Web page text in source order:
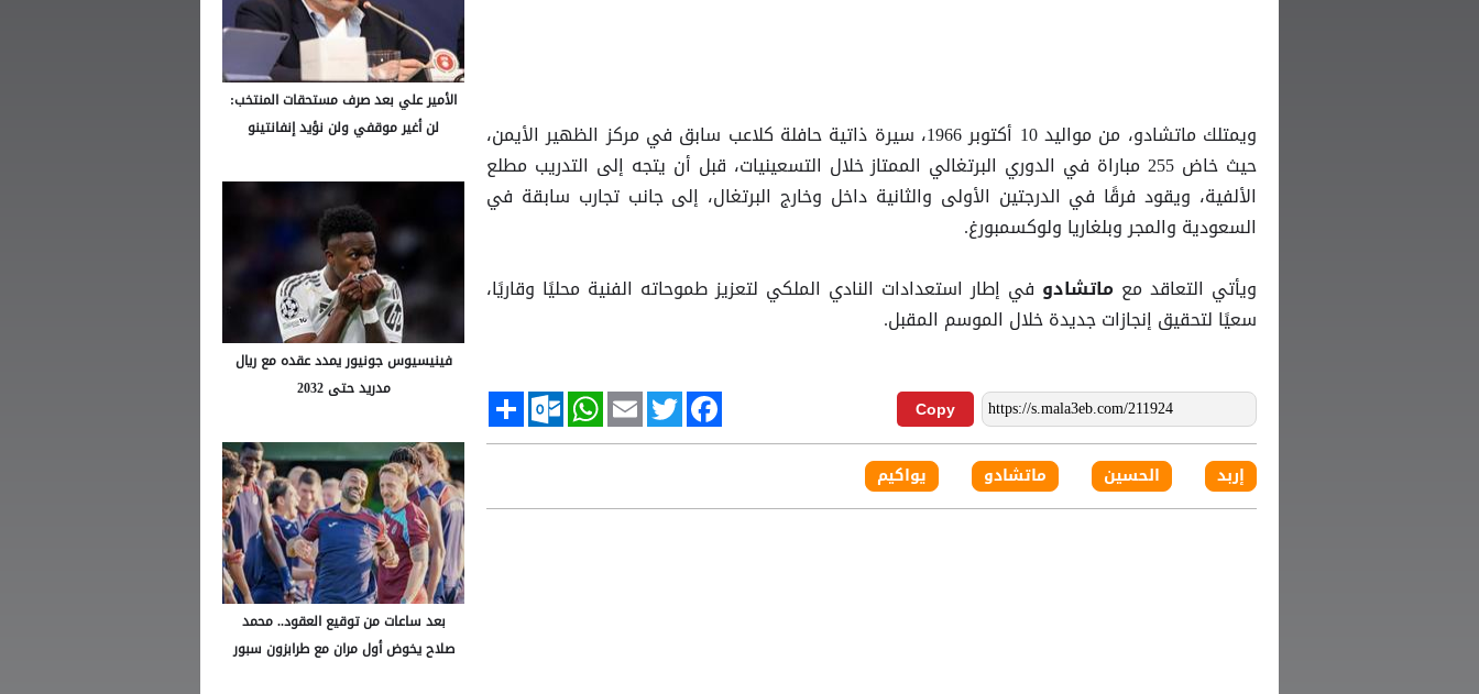
ويمتلك ماتشادو، من مواليد 10 أكتوبر 1966، سيرة ذاتية حافلة كلاعب سابق في مركز الظهير الأيمن،
حيث خاض 255 مباراة في الدوري البرتغالي الممتاز خلال التسعينيات، قبل أن يتجه إلى التدريب مطلع
الألفية، ويقود فرقًا في الدرجتين الأولى والثانية داخل وخارج البرتغال، إلى جانب تجارب سابقة في
السعودية والمجر وبلغاريا ولوكسمبورغ.
ويأتي التعاقد مع ماتشادو في إطار استعدادات النادي الملكي لتعزيز طموحاته الفنية محليًا وقاريًا،
سعيًا لتحقيق إنجازات جديدة خلال الموسم المقبل.
Copy
Facebook
Twitter
Email
WhatsApp
Outlook.com
Share
إربد الحسين ماتشادو يواكيم
الأمير علي بعد صرف مستحقات المنتخب:
لن أغير موقفي ولن نؤيد إنفانتينو
فينيسيوس جونيور يمدد عقده مع ريال
مدريد حتى 2032
بعد ساعات من توقيع العقود.. محمد
صلاح يخوض أول مران مع طرابزون سبور